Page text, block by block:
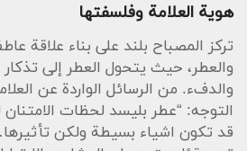
هوية العلامة وفلسفتها
تركز المصباح بلند على بناء علاقة
والعطر، حيث يتحول العطر إلى تذكار
والدفء. من الرسائل الواردة عن
التوجه: “عطر بليسد لحظات
قد تكون اشياء بسيطة ولكن